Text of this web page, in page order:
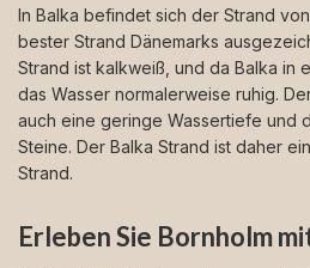
In Balka befindet sich der Strand
bester Strand Dänemarks
Strand ist kalkweiß, und da Balka in
das Wasser normalerweise ruhig.
auch eine geringe Wassertiefe und
Steine. Der Balka Strand ist daher
Strand.
Erleben Sie Bornholm